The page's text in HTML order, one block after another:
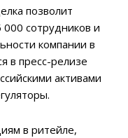
позволит
сотрудников и
компании в
в пресс-релизе
активами
в ритейле,